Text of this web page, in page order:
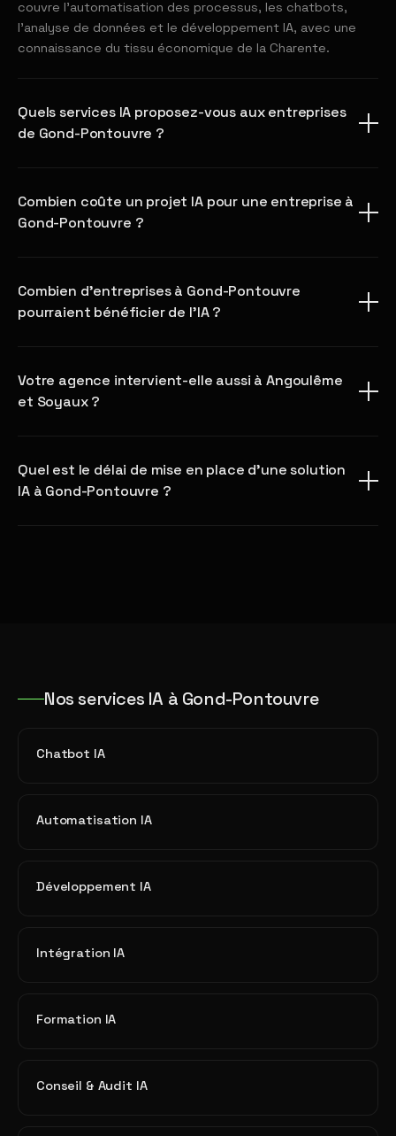
couvre l'automatisation des processus, les chatbots,
l'analyse de données et le développement IA, avec une
connaissance du tissu économique de la Charente.
Quels services IA proposez-vous aux entreprises
de Gond-Pontouvre ?
Combien coûte un projet IA pour une entreprise à
Gond-Pontouvre ?
Combien d'entreprises à Gond-Pontouvre
pourraient bénéficier de l'IA ?
Votre agence intervient-elle aussi à Angoulême
et Soyaux ?
Quel est le délai de mise en place d'une solution
IA à Gond-Pontouvre ?
Nos services IA à Gond-Pontouvre
Chatbot IA
Automatisation IA
Développement IA
Intégration IA
Formation IA
Conseil & Audit IA